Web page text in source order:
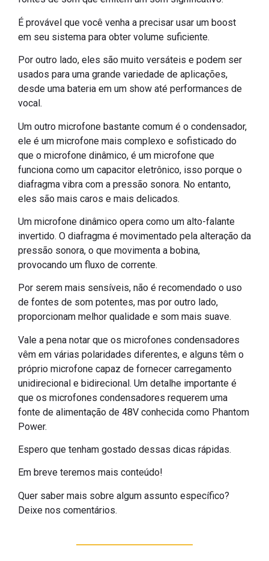
É provável que você venha a precisar usar um boost
em seu sistema para obter volume suficiente.
Por outro lado, eles são muito versáteis e podem ser
usados para uma grande variedade de aplicações,
desde uma bateria em um show até performances de
vocal.
Um outro microfone bastante comum é o condensador,
ele é um microfone mais complexo e sofisticado do
que o microfone dinâmico, é um microfone que
funciona como um capacitor eletrônico, isso porque o
diafragma vibra com a pressão sonora. No entanto,
eles são mais caros e mais delicados.
Um microfone dinâmico opera como um alto-falante
invertido. O diafragma é movimentado pela alteração da
pressão sonora, o que movimenta a bobina,
provocando um fluxo de corrente.
Por serem mais sensíveis, não é recomendado o uso
de fontes de som potentes, mas por outro lado,
proporcionam melhor qualidade e som mais suave.
Vale a pena notar que os microfones condensadores
vêm em várias polaridades diferentes, e alguns têm o
próprio microfone capaz de fornecer carregamento
unidirecional e bidirecional. Um detalhe importante é
que os microfones condensadores requerem uma
fonte de alimentação de 48V conhecida como Phantom
Power.
Espero que tenham gostado dessas dicas rápidas.
Em breve teremos mais conteúdo!
Quer saber mais sobre algum assunto específico?
Deixe nos comentários.